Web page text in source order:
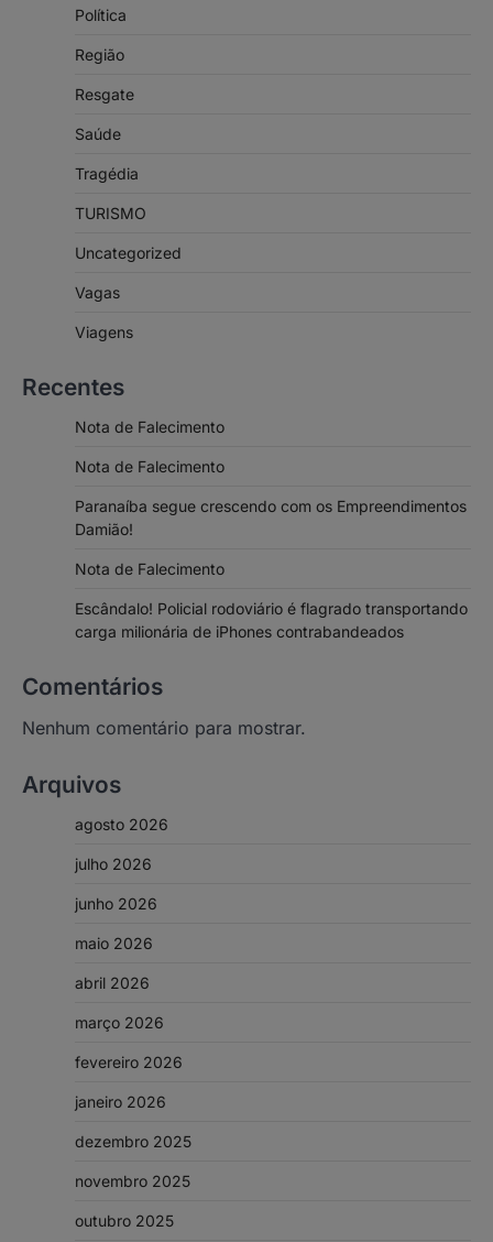
Política
Região
Resgate
Saúde
Tragédia
TURISMO
Uncategorized
Vagas
Viagens
Recentes
Nota de Falecimento
Nota de Falecimento
Paranaíba segue crescendo com os Empreendimentos
Damião!
Nota de Falecimento
Escândalo! Policial rodoviário é flagrado transportando
carga milionária de iPhones contrabandeados
Comentários
Nenhum comentário para mostrar.
Arquivos
agosto 2026
julho 2026
junho 2026
maio 2026
abril 2026
março 2026
fevereiro 2026
janeiro 2026
dezembro 2025
novembro 2025
outubro 2025